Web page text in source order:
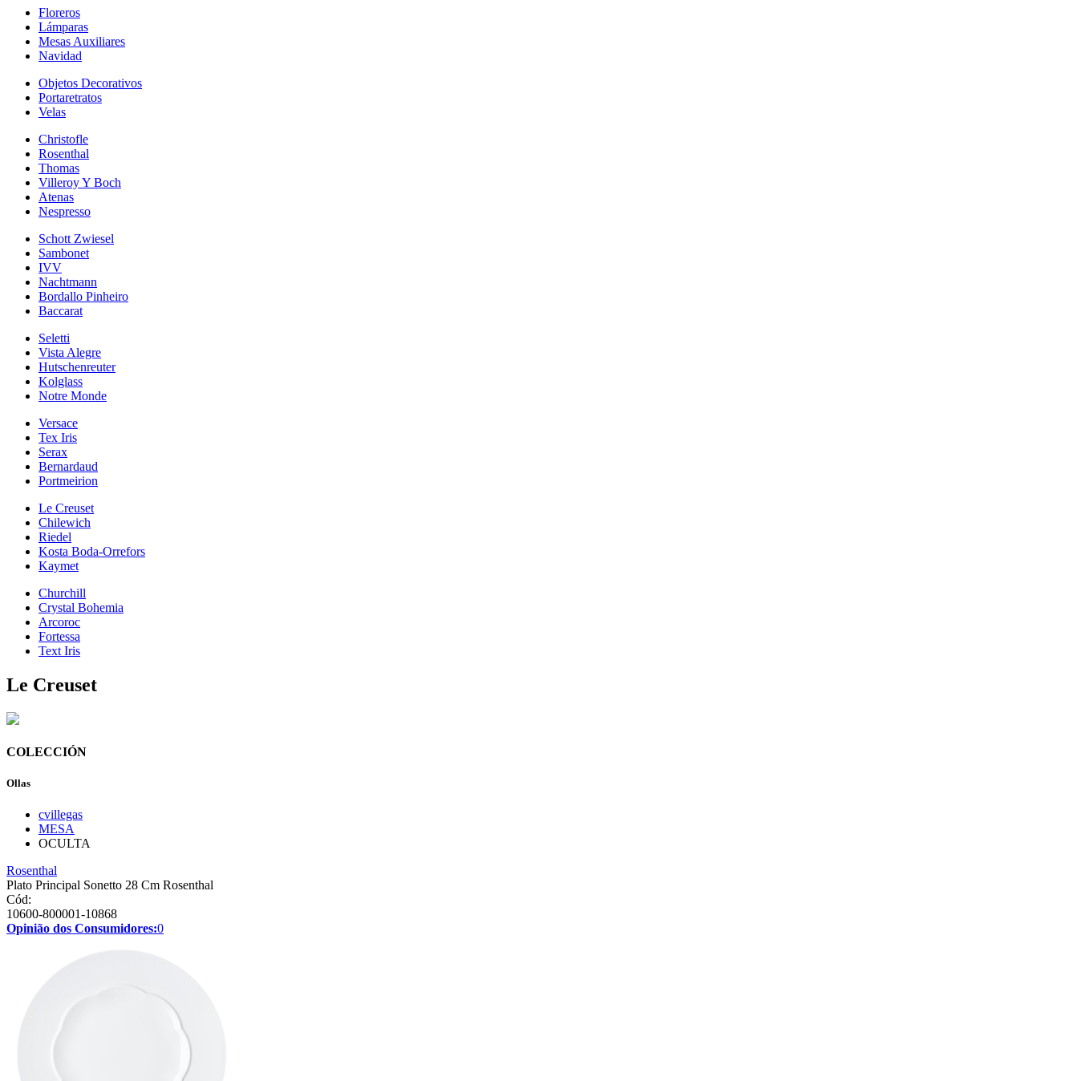
Floreros
Lámparas
Mesas Auxiliares
Navidad
Objetos Decorativos
Portaretratos
Velas
Christofle
Rosenthal
Thomas
Villeroy Y Boch
Atenas
Nespresso
Schott Zwiesel
Sambonet
IVV
Nachtmann
Bordallo Pinheiro
Baccarat
Seletti
Vista Alegre
Hutschenreuter
Kolglass
Notre Monde
Versace
Tex Iris
Serax
Bernardaud
Portmeirion
Le Creuset
Chilewich
Riedel
Kosta Boda-Orrefors
Kaymet
Churchill
Crystal Bohemia
Arcoroc
Fortessa
Text Iris
Le Creuset
COLECCIÓN
Ollas
cvillegas
MESA
OCULTA
Rosenthal
Plato Principal Sonetto 28 Cm Rosenthal
Cód:
10600-800001-10868
Opinião dos Consumidores:0